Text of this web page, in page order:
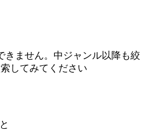
きません。中ジャンル以降も絞
してみてください